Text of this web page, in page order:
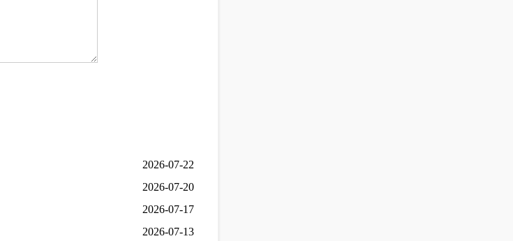
2026-07-22
2026-07-20
2026-07-17
2026-07-13